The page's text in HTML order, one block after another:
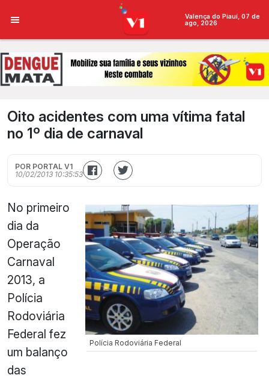
Valença do Piauí, 07 de
ago, 2026
Oito acidentes com uma vítima fatal
no 1º dia de carnaval
POR PORTAL V1
10/02/2013 10:35:53
Polícia Rodoviária Federal
No primeiro
dia da
Operação
Carnaval
2013, a
Polícia
Rodoviária
Federal fez
um balanço
das